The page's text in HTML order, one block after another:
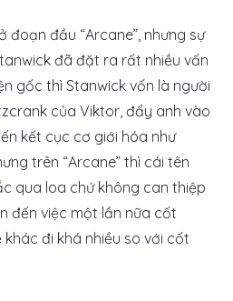
đoạn đầu “Arcane”, nhưng sự
đã đặt ra rất nhiều vấn
gốc thì Stanwick vốn là người
của Viktor, đẩy anh vào
kết cục cơ giới hóa như
trên “Arcane” thì cái tên
qua loa chứ không can thiệp
đến việc một lần nữa cốt
khác đi khá nhiều so với cốt